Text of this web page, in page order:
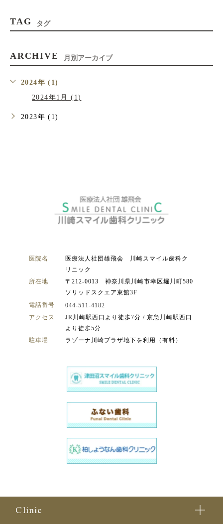
TAG タグ
ARCHIVE 月別アーカイブ
2024年 (1)
2024年1月 (1)
2023年 (1)
医院名
医療法人社団雄飛会 川崎スマイル歯科ク
リニック
所在地
〒212-0013 神奈川県川崎市幸区堀川町580
ソリッドスクエア東館3F
電話番号
044-511-4182
アクセス
JR川崎駅西口より徒歩7分 / 京急川崎駅西口
より徒歩5分
駐車場
ラゾーナ川崎プラザ地下を利用（有料）
Clinic